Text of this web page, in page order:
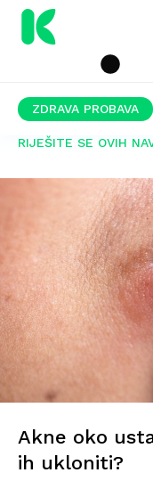
ZDRAVA PROBAVA
RIJEŠITE SE OVIH
Akne oko
ih ukloniti?